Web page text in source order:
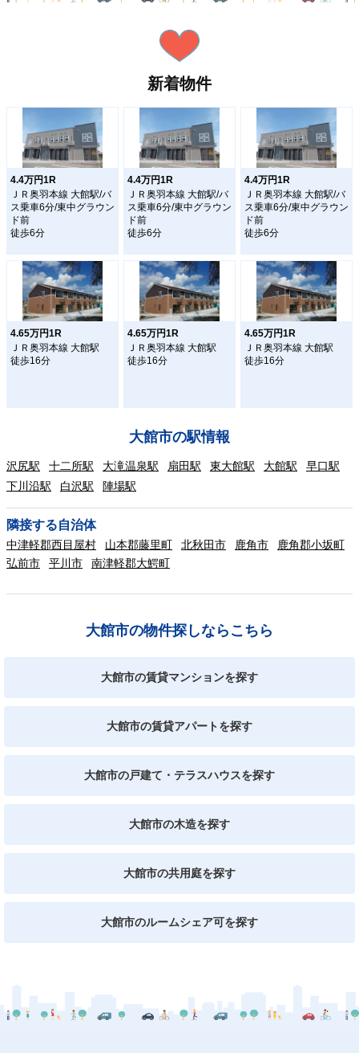
新着物件
4.4万円1R
ＪＲ奥羽本線 大館駅/バ
ス乗車6分/東中グラウン
ド前
徒歩6分
4.4万円1R
ＪＲ奥羽本線 大館駅/バ
ス乗車6分/東中グラウン
ド前
徒歩6分
4.4万円1R
ＪＲ奥羽本線 大館駅/バ
ス乗車6分/東中グラウン
ド前
徒歩6分
4.65万円1R
ＪＲ奥羽本線 大館駅
徒歩16分
4.65万円1R
ＪＲ奥羽本線 大館駅
徒歩16分
4.65万円1R
ＪＲ奥羽本線 大館駅
徒歩16分
大館市の駅情報
沢尻駅 十二所駅 大滝温泉駅 扇田駅 東大館駅 大館駅
早口駅
下川沿駅
白沢駅 陣場駅
隣接する自治体
中津軽郡西目屋村 山本郡藤里町 北秋田市 鹿角市
鹿角郡小坂町
弘前市
平川市 南津軽郡大鰐町
大館市の物件探しならこちら
大館市の賃貸マンションを探す
大館市の賃貸アパートを探す
大館市の戸建て・テラスハウスを探す
大館市の木造を探す
大館市の共用庭を探す
大館市のルームシェア可を探す